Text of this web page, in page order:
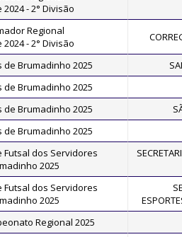
- 2° Divisão
Regional
- 2° Divisão
de Brumadinho 2025
de Brumadinho 2025
de Brumadinho 2025
de Brumadinho 2025
Futsal dos Servidores
2025
Futsal dos Servidores
2025
Regional 2025